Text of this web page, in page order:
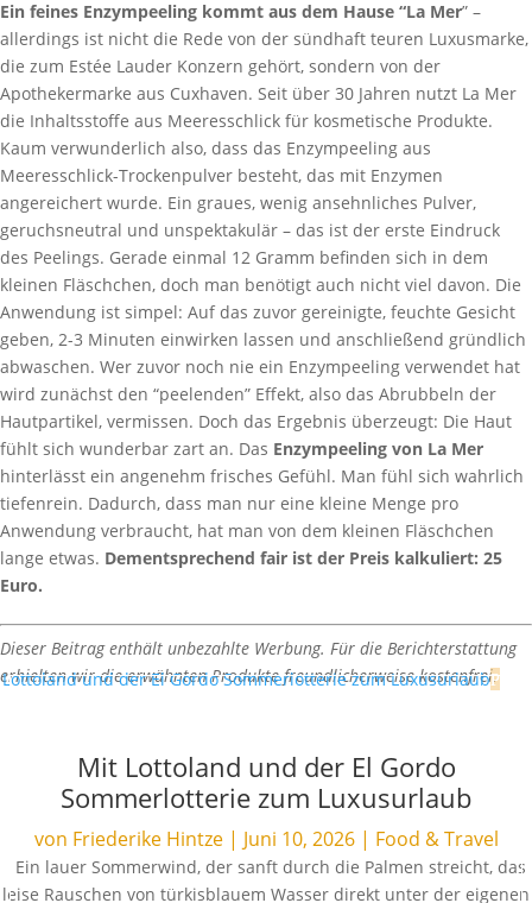
Ein feines Enzympeeling kommt aus dem Hause “La Mer” –
allerdings ist nicht die Rede von der sündhaft teuren Luxusmarke,
die zum Estée Lauder Konzern gehört, sondern von der
Apothekermarke aus Cuxhaven. Seit über 30 Jahren nutzt La Mer
die Inhaltsstoffe aus Meeresschlick für kosmetische Produkte.
Kaum verwunderlich also, dass das Enzympeeling aus
Meeresschlick-Trockenpulver besteht, das mit Enzymen
angereichert wurde. Ein graues, wenig ansehnliches Pulver,
geruchsneutral und unspektakulär – das ist der erste Eindruck
des Peelings. Gerade einmal 12 Gramm befinden sich in dem
kleinen Fläschchen, doch man benötigt auch nicht viel davon. Die
Anwendung ist simpel: Auf das zuvor gereinigte, feuchte Gesicht
geben, 2-3 Minuten einwirken lassen und anschließend gründlich
abwaschen. Wer zuvor noch nie ein Enzympeeling verwendet hat
wird zunächst den “peelenden” Effekt, also das Abrubbeln der
Hautpartikel, vermissen. Doch das Ergebnis überzeugt: Die Haut
fühlt sich wunderbar zart an. Das Enzympeeling von La Mer
hinterlässt ein angenehm frisches Gefühl. Man fühl sich wahrlich
tiefenrein. Dadurch, dass man nur eine kleine Menge pro
Anwendung verbraucht, hat man von dem kleinen Fläschchen
lange etwas. Dementsprechend fair ist der Preis kalkuliert: 25
Euro.
Dieser Beitrag enthält unbezahlte Werbung. Für die Berichterstattung
erhielten wir die erwähnten Produkte freundlicherweise kostenfrei.
Mit Lottoland und der El Gordo
Sommerlotterie zum Luxusurlaub
von Friederike Hintze| Juni 10, 2026| Food & Travel
Ein lauer Sommerwind, der sanft durch die Palmen streicht, das
leise Rauschen von türkisblauem Wasser direkt unter der eigenen